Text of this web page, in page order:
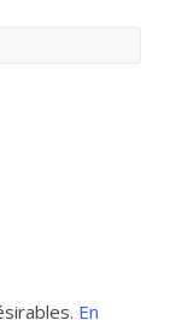
En